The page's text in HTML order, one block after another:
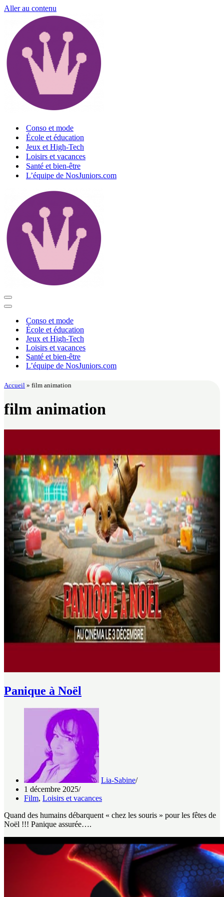
Aller au contenu
Conso et mode
École et éducation
Jeux et High-Tech
Loisirs et vacances
Santé et bien-être
L’équipe de NosJuniors.com
Menu
de
Menu
navigationConso et mode
École et éducation
Jeux et High-Tech
Loisirs et vacances
Santé et bien-être
L’équipe de NosJuniors.com
Accueil » film animation
film animation
Panique à Noël
Lia-Sabine
1 décembre 2025
Film, Loisirs et vacances
Quand des humains débarquent « chez les souris » pour les fêtes de
Noël !!! Panique assurée….